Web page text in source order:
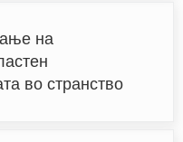
на
во странство